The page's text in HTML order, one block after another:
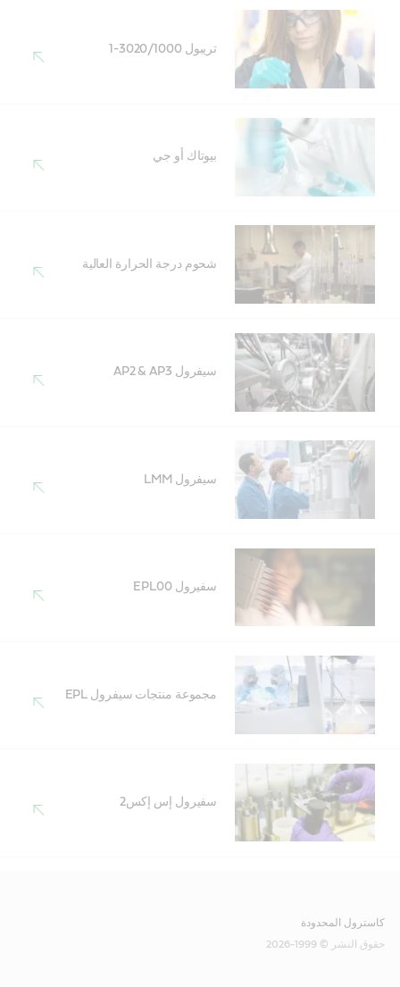
تريبول 3020/1000-1
بيوتاك أو جي
شحوم درجة الحرارة العالية
سيفرول AP2 & AP3
سيفرول LMM
سفيرول EPL00
مجموعة منتجات سيفرول EPL
سفيرول إس إكس2
كاسترول المحدودة
حقوق النشر © 1999-2026